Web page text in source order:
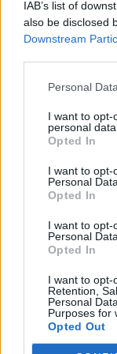
IAB’s list of
also be disclosed
Downstream
Personal
I want to opt-
personal data.
Opted In
I want to opt-
Personal Data.
Opted In
I want to opt-
Personal
Opted In
I want to opt-
Retention,
Personal
Purposes for
Opted Out
Előzmény:
Az átláthatóan
viszont jól járnak
EZ A FIDESZ :-((
TOPIK GAZDA
Portfolio
4
AKTÍV